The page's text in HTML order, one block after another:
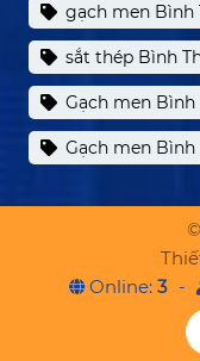
gạch men Bình
sắt thép Bình
Gạch men Bình
Gạch men Bình
Online: 3